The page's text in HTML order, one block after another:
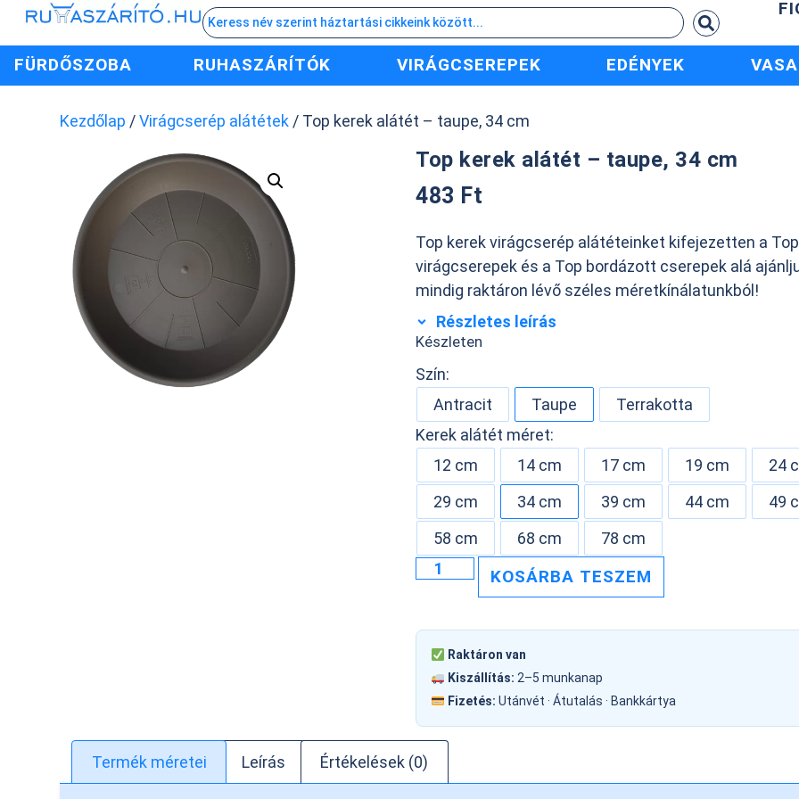
FÜRDŐSZOBA RUHASZÁRÍTÓK VIRÁGCSEREPEK EDÉNYEK
Kezdőlap /Virágcserép alátétek / Top kerek alátét – taupe, 34 cm
Top kerek alátét – taupe, 34 cm
483 Ft
Top kerek virágcserép alátéteinket kifejezetten a Top
virágcserepek és a Top bordázott cserepek alá
mindig raktáron lévő széles méretkínálatunkból!
Részletes leírás
Készleten
Szín:
Antracit
Taupe
Terrakotta
Kerek alátét méret:
12 cm
14 cm 17 cm 19 cm
24
29 cm
34 cm 39 cm 44 cm
49
58 cm
68 cm 78 cm
KOSÁRBA TESZEM
Raktáron van
Kiszállítás: 2–5 munkanap
Fizetés: Utánvét · Átutalás · Bankkártya
Termék méretei Leírás Értékelések (0)